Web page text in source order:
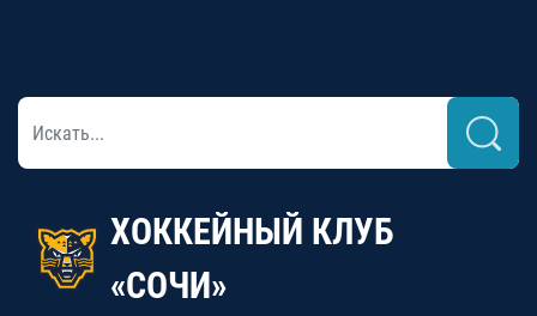
ХОККЕЙНЫЙ КЛУБ
«СОЧИ»